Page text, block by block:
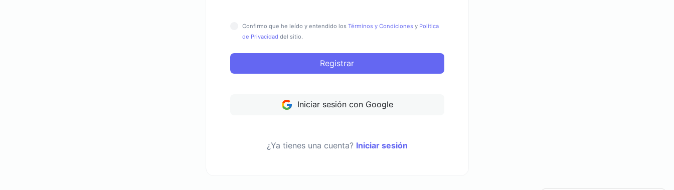
Confirmo que he leído y entendido los Términos y Condicionesy Política
de Privacidad del sitio.
Registrar
Iniciar sesión con Google
¿Ya tienes una cuenta? Iniciar sesión